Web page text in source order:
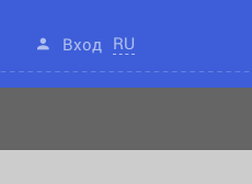
Вход RU